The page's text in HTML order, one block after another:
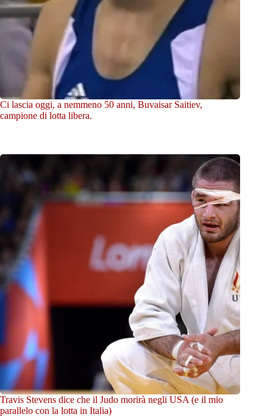
Ci lascia oggi, a nemmeno 50 anni, Buvaisar Saitiev,
campione di lotta libera.
Travis Stevens dice che il Judo morirà negli USA (e il mio
parallelo con la lotta in Italia)